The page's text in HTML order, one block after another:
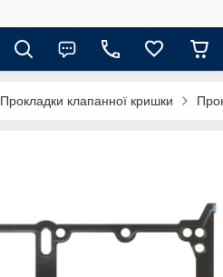
Прокладки клапанної кришки